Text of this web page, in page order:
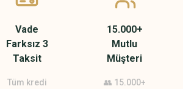
Vade
Farksız 3
Taksit
Tüm kredi
15.000+
Mutlu
Müşteri
👥 15.000+